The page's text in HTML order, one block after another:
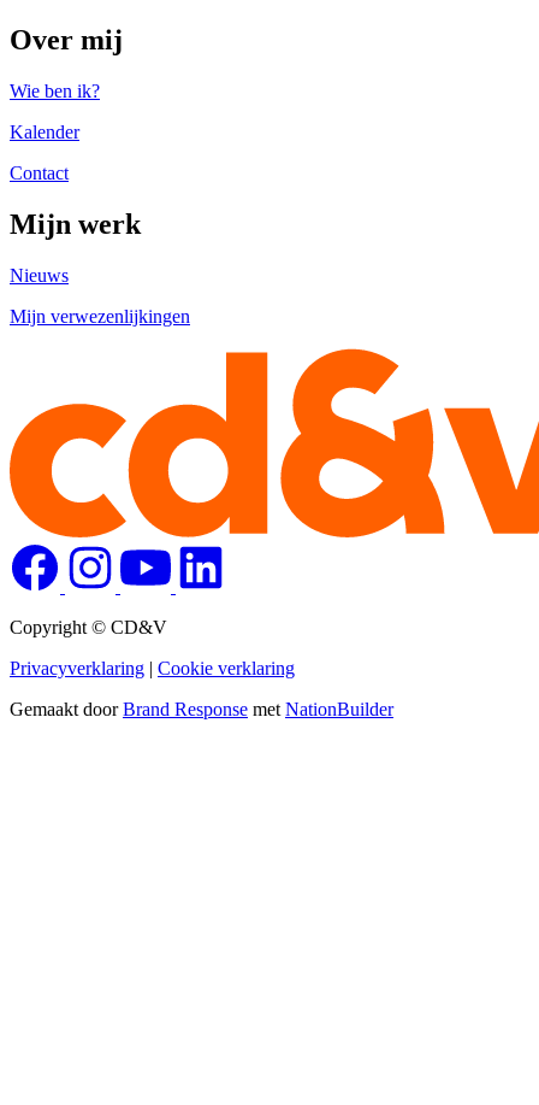
Over mij
Wie ben ik?
Kalender
Contact
Mijn werk
Nieuws
Mijn verwezenlijkingen
Copyright © CD&V
Privacyverklaring | Cookie verklaring
Gemaakt doorBrand Response met NationBuilder